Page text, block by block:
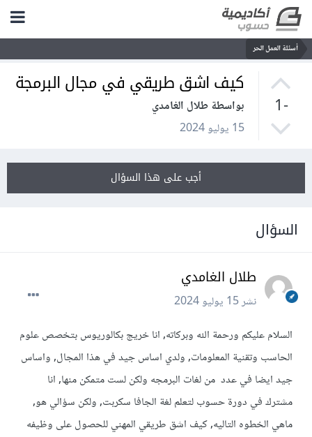
أسئلة العمل الحر
-1
كيف اشق طريقي في مجال البرمجة
بواسطة طلال الغامدي
15 يوليو 2024
أجب على هذا السؤال
السؤال
طلال الغامدي
نشر15 يوليو 2024
السلام عليكم ورحمة الله وبركاته, انا خريج بكالوريوس بتخصص علوم
الحاسب وتقنية المعلومات, ولدي اساس جيد في هذا المجال, واساس
جيد ايضا في عدد من لغات البرمجه ولكن لست متمكن منها, انا
مشترك في دورة حسوب لتعلم لغة الجافا سكربت, ولكن سؤالي هو,
ماهي الخطوه التاليه, كيف اشق طريقي المهني للحصول على وظيفه